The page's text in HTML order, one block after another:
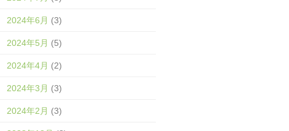
2024年6月 (3)
2024年5月 (5)
2024年4月 (2)
2024年3月 (3)
2024年2月 (3)